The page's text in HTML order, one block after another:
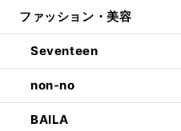
ファッション・美容
Seventeen
non-no
BAILA